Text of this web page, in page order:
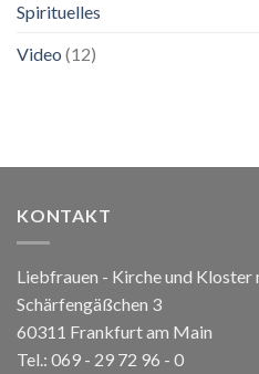
Spirituelles
Video (12)
KONTAKT
Liebfrauen - Kirche und Kloster
Schärfengäßchen 3
60311 Frankfurt am Main
Tel.: 069 - 29 72 96 - 0